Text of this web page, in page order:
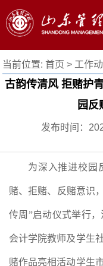
当前位置: 首页 >工作
古韵传清风 拒赌护
园反
发布时间：
为深入推进校园
赌、拒赌、反赌意识
传周”启动仪式举行，
会计学院教师及学生
赌作品亮相活动学生